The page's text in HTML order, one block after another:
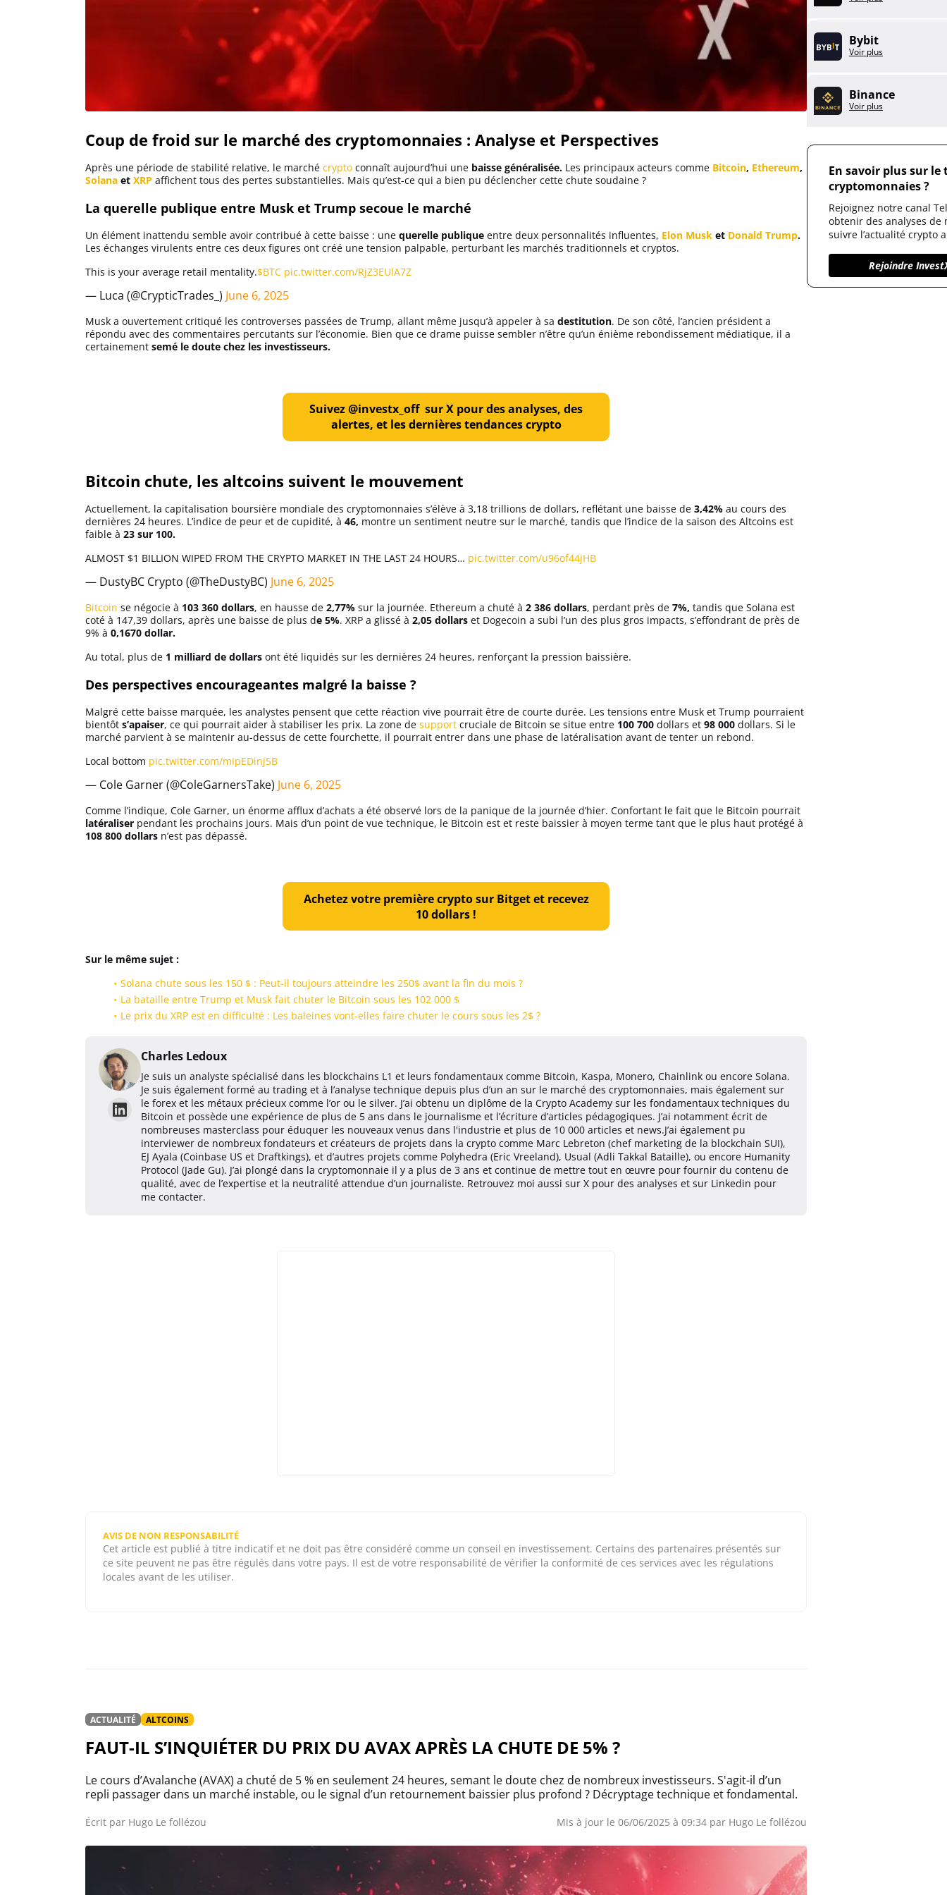
Solana (SOL)
Binance Coin (BNB)
Trading
C’est quoi ?
Meilleur Broker
Apprendre
Coup de froid sur le marché des cryptomonnaies : Analyse et Perspectives
Après une période de stabilité relative, le marché crypto connaît aujourd’hui une baisse généralisée. Les principaux acteurs comme Bitcoin, Ethereum,
Solana et XRP affichent tous des pertes substantielles. Mais qu’est-ce qui a bien pu déclencher cette chute soudaine ?
La querelle publique entre Musk et Trump secoue le marché
Un élément inattendu semble avoir contribué à cette baisse : une querelle publique entre deux personnalités influentes, Elon Musk et Donald Trump.
Les échanges virulents entre ces deux figures ont créé une tension palpable, perturbant les marchés traditionnels et cryptos.
This is your average retail mentality.$BTC pic.twitter.com/RjZ3EUlA7Z
— Luca (@CrypticTrades_) June 6, 2025
Musk a ouvertement critiqué les controverses passées de Trump, allant même jusqu’à appeler à sa destitution. De son côté, l’ancien président a
répondu avec des commentaires percutants sur l’économie. Bien que ce drame puisse sembler n’être qu’un énième rebondissement médiatique, il a
certainement semé le doute chez les investisseurs.
Suivez @investx_off sur X pour des analyses, des
alertes, et les dernières tendances crypto
Bitcoin chute, les altcoins suivent le mouvement
Actuellement, la capitalisation boursière mondiale des cryptomonnaies s’élève à 3,18 trillions de dollars, reflétant une baisse de 3,42% au cours des
dernières 24 heures. L’indice de peur et de cupidité, à 46, montre un sentiment neutre sur le marché, tandis que l’indice de la saison des Altcoins est
faible à 23 sur 100.
ALMOST $1 BILLION WIPED FROM THE CRYPTO MARKET IN THE LAST 24 HOURS… pic.twitter.com/u96of44jHB
— DustyBC Crypto (@TheDustyBC) June 6, 2025
Bitcoin se négocie à 103 360 dollars, en hausse de 2,77% sur la journée. Ethereum a chuté à 2 386 dollars, perdant près de 7%, tandis que Solana est
coté à 147,39 dollars, après une baisse de plus de 5%. XRP a glissé à 2,05 dollars et Dogecoin a subi l’un des plus gros impacts, s’effondrant de près de
9% à 0,1670 dollar.
Au total, plus de 1 milliard de dollars ont été liquidés sur les dernières 24 heures, renforçant la pression baissière.
Des perspectives encourageantes malgré la baisse ?
Malgré cette baisse marquée, les analystes pensent que cette réaction vive pourrait être de courte durée. Les tensions entre Musk et Trump pourraient
bientôt s’apaiser, ce qui pourrait aider à stabiliser les prix. La zone de support cruciale de Bitcoin se situe entre 100 700 dollars et 98 000 dollars. Si le
marché parvient à se maintenir au-dessus de cette fourchette, il pourrait entrer dans une phase de latéralisation avant de tenter un rebond.
Local bottom pic.twitter.com/mIpEDinj5B
— Cole Garner (@ColeGarnersTake) June 6, 2025
Comme l’indique, Cole Garner, un énorme afflux d’achats a été observé lors de la panique de la journée d’hier. Confortant le fait que le Bitcoin pourrait
latéraliser pendant les prochains jours. Mais d’un point de vue technique, le Bitcoin est et reste baissier à moyen terme tant que le plus haut protégé à
108 800 dollars n’est pas dépassé.
Achetez votre première crypto sur Bitget et recevez
10 dollars !
Sur le même sujet :
Solana chute sous les 150 $ : Peut-il toujours atteindre les 250$ avant la fin du mois ?
La bataille entre Trump et Musk fait chuter le Bitcoin sous les 102 000 $
Le prix du XRP est en difficulté : Les baleines vont-elles faire chuter le cours sous les 2$ ?
Charles Ledoux
Je suis un analyste spécialisé dans les blockchains L1 et leurs fondamentaux comme Bitcoin, Kaspa, Monero, Chainlink ou encore Solana.
Je suis également formé au trading et à l’analyse technique depuis plus d’un an sur le marché des cryptomonnaies, mais également sur
le forex et les métaux précieux comme l’or ou le silver. J’ai obtenu un diplôme de la Crypto Academy sur les fondamentaux techniques du
Bitcoin et possède une expérience de plus de 5 ans dans le journalisme et l’écriture d’articles pédagogiques. J’ai notamment écrit de
nombreuses masterclass pour éduquer les nouveaux venus dans l'industrie et plus de 10 000 articles et news.J’ai également pu
interviewer de nombreux fondateurs et créateurs de projets dans la crypto comme Marc Lebreton (chef marketing de la blockchain SUI),
EJ Ayala (Coinbase US et Draftkings), et d’autres projets comme Polyhedra (Eric Vreeland), Usual (Adli Takkal Bataille), ou encore Humanity
Protocol (Jade Gu). J’ai plongé dans la cryptomonnaie il y a plus de 3 ans et continue de mettre tout en œuvre pour fournir du contenu de
qualité, avec de l’expertise et la neutralité attendue d’un journaliste. Retrouvez moi aussi sur X pour des analyses et sur Linkedin pour
me contacter.
AVIS DE NON RESPONSABILITÉ
Cet article est publié à titre indicatif et ne doit pas être considéré comme un conseil en investissement. Certains des partenaires présentés sur
ce site peuvent ne pas être régulés dans votre pays. Il est de votre responsabilité de vérifier la conformité de ces services avec les régulations
locales avant de les utiliser.
ACTUALITÉ ALTCOINS
FAUT-IL S’INQUIÉTER DU PRIX DU AVAX APRÈS LA CHUTE DE 5% ?
Le cours d’Avalanche (AVAX) a chuté de 5 % en seulement 24 heures, semant le doute chez de nombreux investisseurs. S'agit-il d’un
repli passager dans un marché instable, ou le signal d’un retournement baissier plus profond ? Décryptage technique et fondamental.
Écrit par Hugo Le follézou Mis à jour le 06/06/2025 à 09:34 par Hugo Le follézou
Bybit
Voir plus
Binance
Voir plus
En savoir plus sur le
cryptomonnaies ?
Rejoignez notre canal
obtenir des analyses de
suivre l’actualité crypto
Rejoindre